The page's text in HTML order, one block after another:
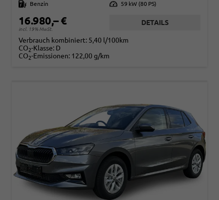
Kraftstoff
Benzin Leistung 59 kW (80 PS)
16.980,– €
incl. 19% MwSt.
DETAILS
Verbrauch kombiniert: 5,40 l/100km
CO2-Klasse: D
CO2-Emissionen: 122,00 g/km